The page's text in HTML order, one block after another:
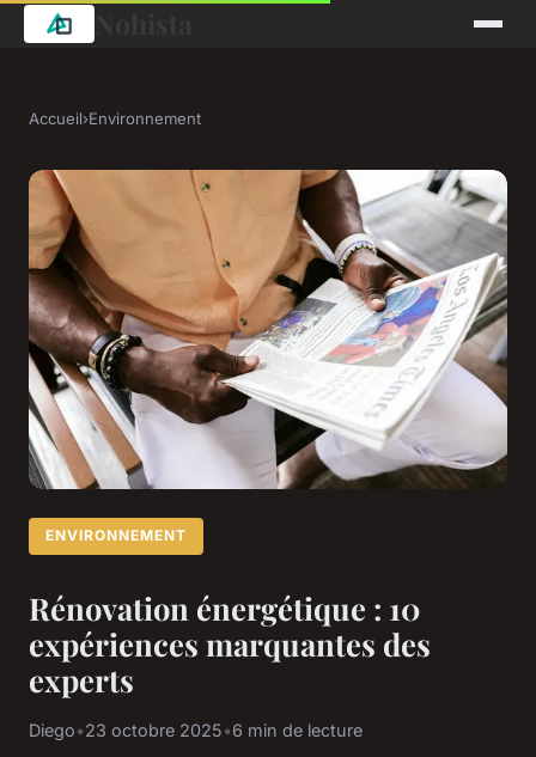
Accueil›Environnement
ENVIRONNEMENT
Rénovation énergétique : 10
expériences marquantes des
experts
Diego•23 octobre 2025•6 min de lecture